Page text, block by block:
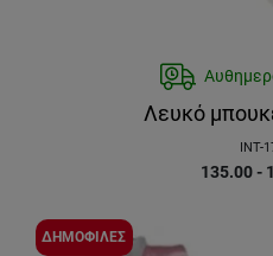
Λευκό
INT-
135.00 -
ΔΗΜΟΦΙΛΕΣ